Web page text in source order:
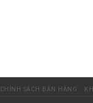
CHÍNH SÁCH BÁN HÀNG